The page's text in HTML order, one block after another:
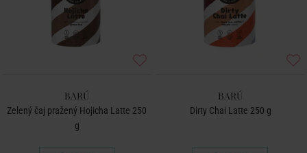
BARÚ
Zelený čaj pražený Hojicha Latte 250
g
BARÚ
Dirty Chai Latte 250 g